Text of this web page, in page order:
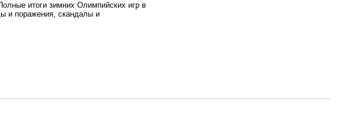
итоги зимних Олимпийских игр в
и поражения, скандалы и